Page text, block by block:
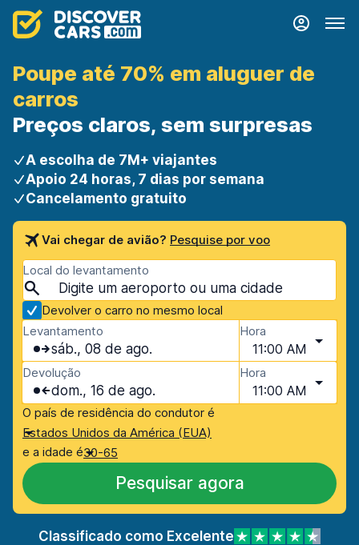
Poupe até 70% em aluguer de
carros
Preços claros, sem surpresas
A escolha de 7M+ viajantes
Apoio 24 horas, 7 dias por semana
Cancelamento gratuito
Vai chegar de avião? Pesquise por voo
Local do levantamento
Devolver o carro no mesmo local
Levantamento
sáb., 08 de ago.
Hora
11:00 AM
Devolução
dom., 16 de ago.
Hora
11:00 AM
O país de residência do condutor é
Estados Unidos da América (EUA)
e a idade é30-65
Pesquisar agora
Classificado como Excelente